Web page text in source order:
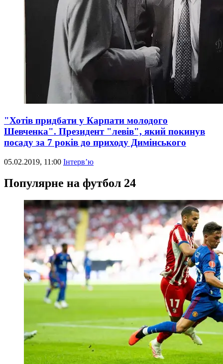
"Хотів придбати у Карпати молодого
Шевченка". Президент "левів", який покинув
посаду за 7 років до приходу Димінського
05.02.2019, 11:00 Інтерв’ю
Популярне на футбол 24